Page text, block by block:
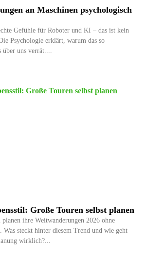
an Maschinen psychologisch
Gefühle für Roboter und KI – das ist kein
Psychologie erklärt, warum das so
über uns verrät.
Große Touren selbst planen
ihre Weitwanderungen 2026 ohne
Was steckt hinter diesem Trend und wie geht
wirklich?